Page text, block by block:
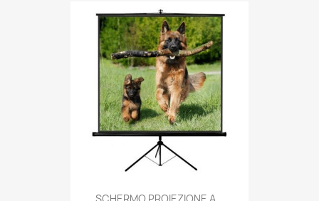
SCHERMO PROIEZIONE A...